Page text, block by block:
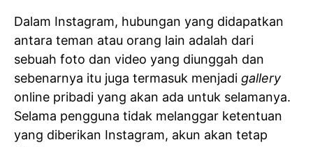
Dalam Instagram, hubungan yang didapatkan
antara teman atau orang lain adalah dari
sebuah foto dan video yang diunggah dan
sebenarnya itu juga termasuk menjadi gallery
online pribadi yang akan ada untuk selamanya.
Selama pengguna tidak melanggar ketentuan
yang diberikan Instagram, akun akan tetap